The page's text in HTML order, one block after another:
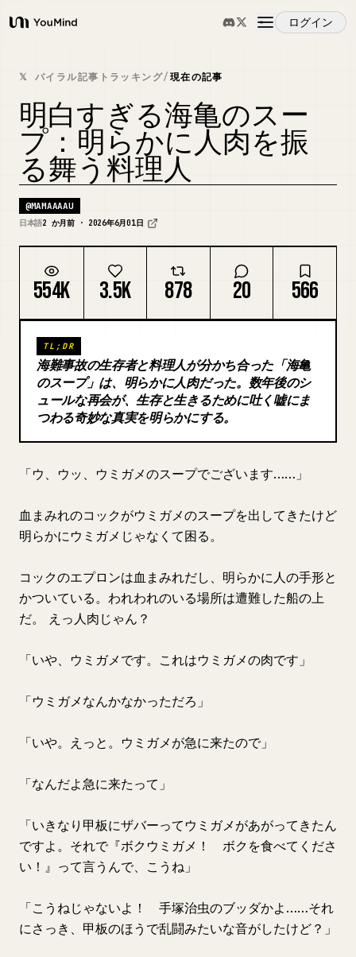
YouMind
ログイン
概要
ユースケース
スキル
プロンプト
ブログ
𝕏 バイラル記事トラッキング/現在の記事
明白すぎる海亀のスー
プ：明らかに人肉を振
る舞う料理人
@MAMAAAAU
日本語2 か月前 · 2026年6月01日
554K 3.5K 878 20 566
TL;DR
海難事故の生存者と料理人が分かち合った「海亀
のスープ」は、明らかに人肉だった。数年後のシ
ュールな再会が、生存と生きるために吐く嘘にま
つわる奇妙な真実を明らかにする。
「ウ、ウッ、ウミガメのスープでございます……」
血まみれのコックがウミガメのスープを出してきたけど
明らかにウミガメじゃなくて困る。
コックのエプロンは血まみれだし、明らかに人の手形と
かついている。われわれのいる場所は遭難した船の上
だ。 えっ人肉じゃん？
「いや、ウミガメです。これはウミガメの肉です」
「ウミガメなんかなかっただろ」
「いや。えっと。ウミガメが急に来たので」
「なんだよ急に来たって」
「いきなり甲板にザバーってウミガメがあがってきたん
ですよ。それで『ボクウミガメ！ ボクを食べてくださ
い！』って言うんで、こうね」
「こうねじゃないよ！ 手塚治虫のブッダかよ……それ
にさっき、甲板のほうで乱闘みたいな音がしたけど？」